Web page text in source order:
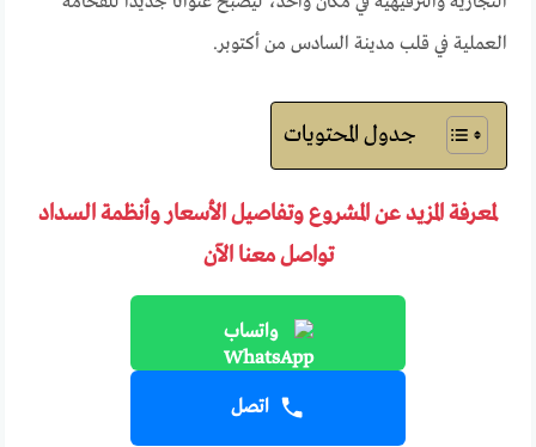
العملية في قلب مدينة السادس من أكتوبر.
جدول المحتويات
لمعرفة المزيد عن المشروع وتفاصيل الأسعار وأنظمة السداد
تواصل معنا الآن
واتساب
اتصل